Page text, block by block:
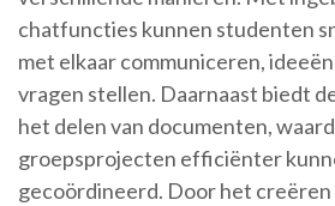
chatfuncties kunnen studenten
met elkaar communiceren,
vragen stellen. Daarnaast biedt
het delen van documenten,
groepsprojecten efficiënter
gecoördineerd. Door het